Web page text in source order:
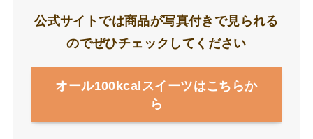
公式サイトでは商品が写真付きで見られる
のでぜひチェックしてください
オール100kcalスイーツはこちらか
ら